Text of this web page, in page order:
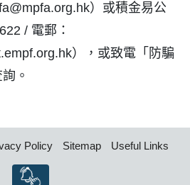
）或積金易公
/ 電郵：
），或致電「防騙
。
Policy Sitemap Useful Links